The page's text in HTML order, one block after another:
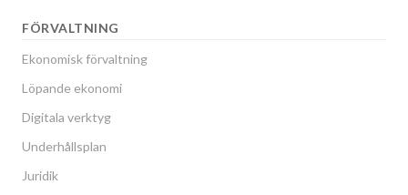
FÖRVALTNING
Ekonomisk förvaltning
Löpande ekonomi
Digitala verktyg
Underhållsplan
Juridik